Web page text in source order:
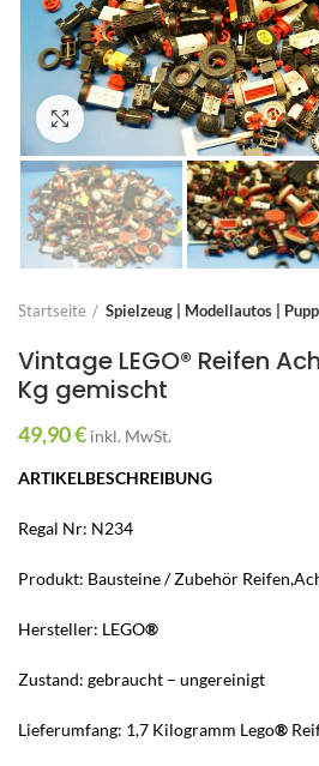
Zum Vergrößern anklicken
Startseite Spielzeug | Modellautos |
Vintage LEGO® Reifen
Kg gemischt
49,90€ inkl. MwSt.
ARTIKELBESCHREIBUNG
Regal Nr: N234
Produkt: Bausteine / Zubehör
Hersteller: LEGO®
Zustand: gebraucht – ungereinigt
Lieferumfang: 1,7 Kilogramm Lego®